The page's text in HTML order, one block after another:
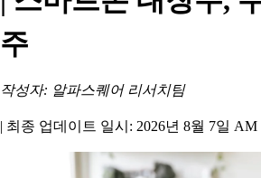
주
작성자: 알파스퀘어 리서치팀
| 최종 업데이트 일시: 2026년 8월 7일 AM